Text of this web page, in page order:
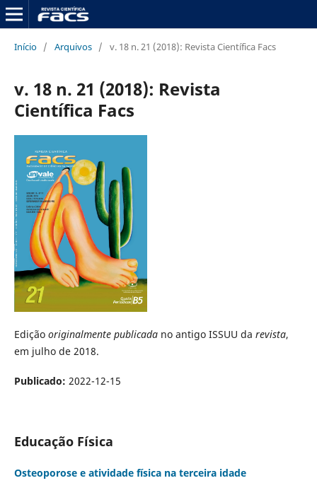
Início / Arquivos / v. 18 n. 21 (2018): Revista Científica Facs
v. 18 n. 21 (2018): Revista
Científica Facs
Edição originalmente publicadano antigo ISSUU da revista,
em julho de 2018.
Publicado: 2022-12-15
Educação Física
Osteoporose e atividade física na terceira idade